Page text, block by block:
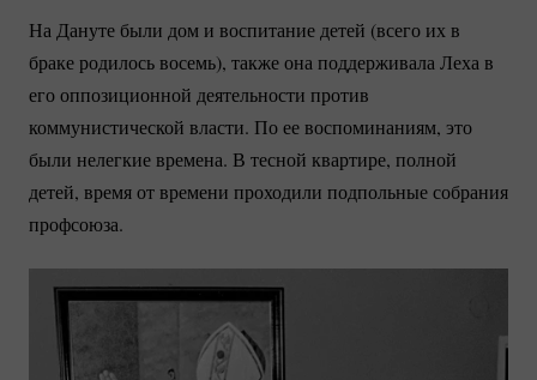
На Дануте были дом и воспитание детей (всего их в
браке родилось восемь), также она поддерживала Леха в
его оппозиционной деятельности против
коммунистической власти. По ее воспоминаниям, это
были нелегкие времена. В тесной квартире, полной
детей, время от времени проходили подпольные собрания
профсоюза.